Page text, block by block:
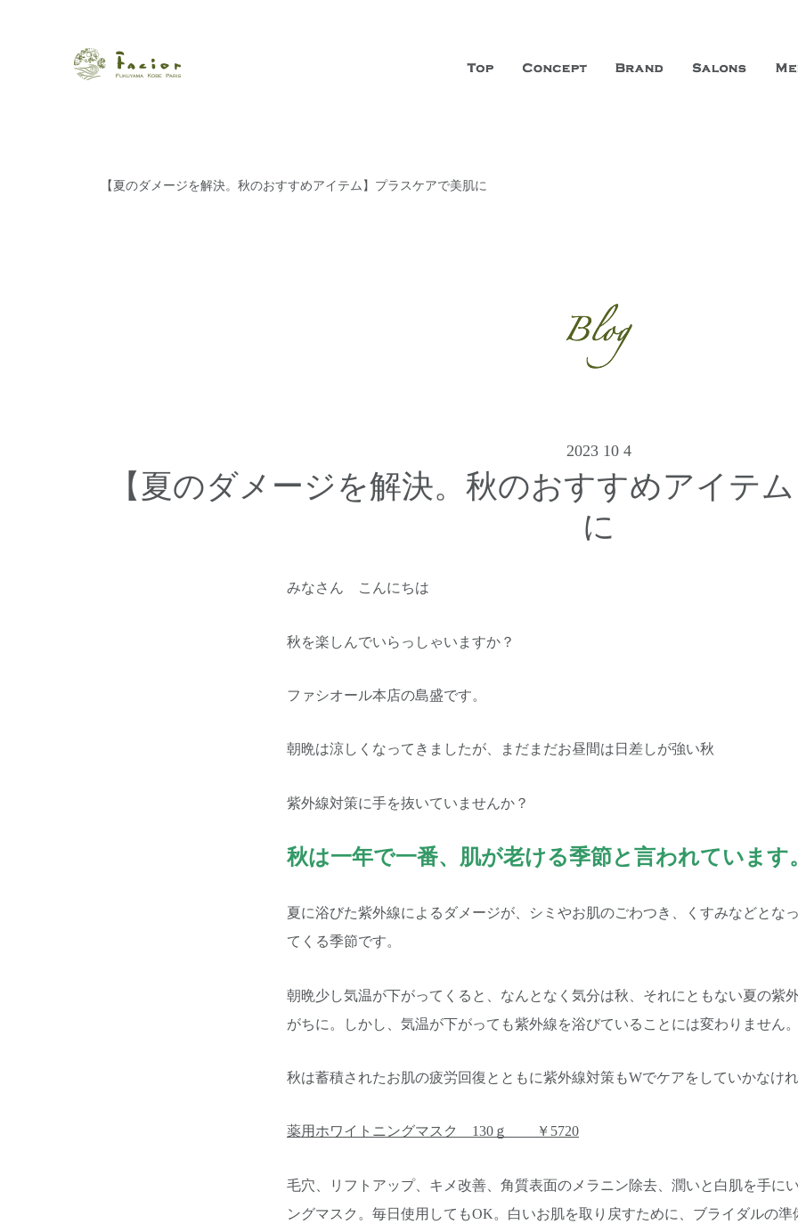
【福山・神戸・Paris】オーガニックエステサロン ファシオ
瀬戸内から世界に展開するエステサロン「ファシオール」。福山市に3店舗、神戸三宮に「神戸店」 パリサンジェルマン通りに「パリ店
ポジティブライフを応援します。オーガニックコスメ・商品にこだわり、内面から美しくなることを追求する「本物」の商品・技術・サー
【夏のダメージを解決。秋のおすすめアイテム】プラスケアで美肌に
2023 10 4
【夏のダメージを解決。秋のおすすめアイテ
に
みなさん こんにちは
秋を楽しんでいらっしゃいますか？
ファシオール本店の島盛です。
朝晩は涼しくなってきましたが、まだまだお昼間は日差しが強い秋
紫外線対策に手を抜いていませんか？
秋は一年で一番、肌が老ける季節と言われています。
夏に浴びた紫外線によるダメージが、シミやお肌のごわつき、くすみなどとな
てくる季節です。
朝晩少し気温が下がってくると、なんとなく気分は秋、それにともない夏の紫
がちに。しかし、気温が下がっても紫外線を浴びていることには変わりません。
秋は蓄積されたお肌の疲労回復とともに紫外線対策もWでケアをしていかなけれ
薬用ホワイトニングマスク 130ｇ ￥5720
毛穴、リフトアップ、キメ改善、角質表面のメラニン除去、潤いと白肌を手に
ングマスク。毎日使用してもOK。白いお肌を取り戻すために、ブライダルの